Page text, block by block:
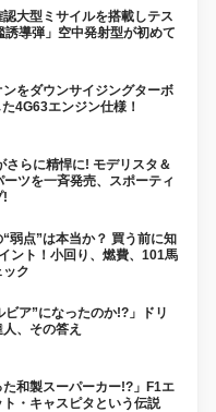
大型ミサイルを搭載しテス
誘導弾」空中発射型が初めて
ンをダウンサイジングターボ
4G63エンジン仕様！
さらに精悍に! モデリスタ＆
ツを一斉発売、スポーティ
!
“弱点”は本当か？ 買う前に知
ント！小回り、燃費、101馬
ク
ビア”になったのか!?」ドリ
、その答え
た和製スーパーカー!?」F1エ
・キャスピタという伝説